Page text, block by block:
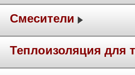
Смесители
Теплоизоляция для